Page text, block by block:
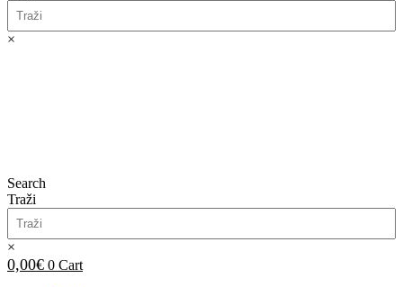
×
Search
Traži
×
0,00€ 0 Cart